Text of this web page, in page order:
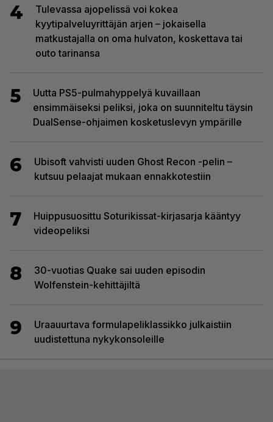
4
Tulevassa ajopelissä voi kokea
kyytipalveluyrittäjän arjen – jokaisella
matkustajalla on oma hulvaton, koskettava tai
outo tarinansa
5
Uutta PS5-pulmahyppelyä kuvaillaan
ensimmäiseksi peliksi, joka on suunniteltu täysin
DualSense-ohjaimen kosketuslevyn ympärille
6
Ubisoft vahvisti uuden Ghost Recon -pelin –
kutsuu pelaajat mukaan ennakkotestiin
7
Huippusuosittu Soturikissat-kirjasarja kääntyy
videopeliksi
8
30-vuotias Quake sai uuden episodin
Wolfenstein-kehittäjiltä
9
Uraauurtava formulapeliklassikko julkaistiin
uudistettuna nykykonsoleille